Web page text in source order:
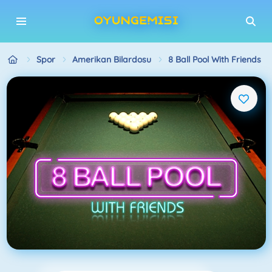
Spor Amerikan Bilardosu 8 Ball Pool With Friends